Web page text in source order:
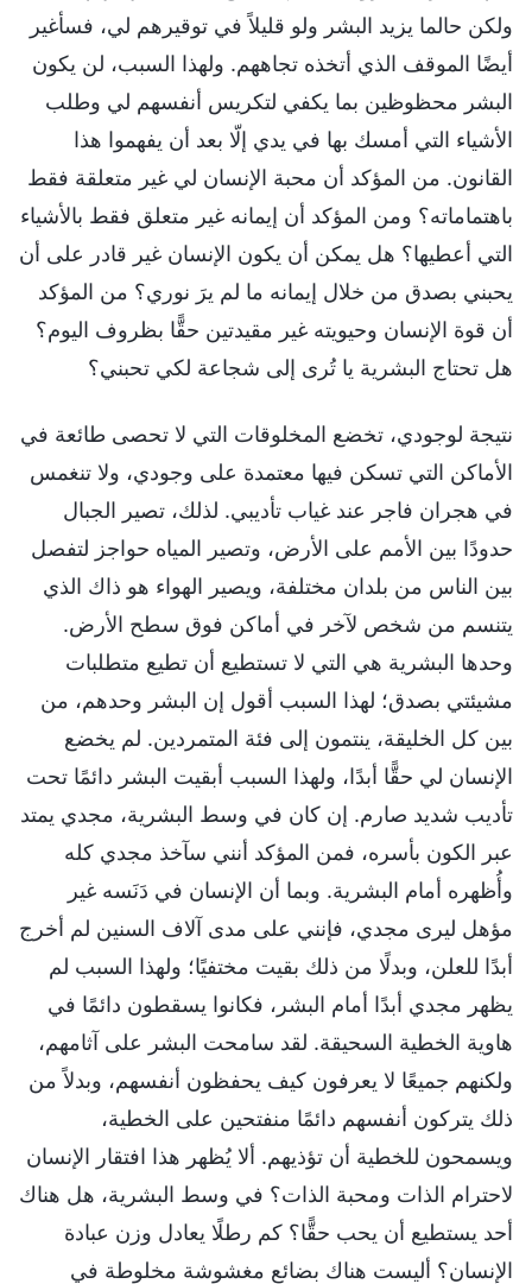
ولكن حالما يزيد البشر ولو قليلاً في توقيرهم لي، فسأغير
أيضًا الموقف الذي أتخذه تجاههم. ولهذا السبب، لن يكون
البشر محظوظين بما يكفي لتكريس أنفسهم لي وطلب
الأشياء التي أمسك بها في يدي إلّا بعد أن يفهموا هذا
القانون. من المؤكد أن محبة الإنسان لي غير متعلقة فقط
باهتماماته؟ ومن المؤكد أن إيمانه غير متعلق فقط بالأشياء
التي أعطيها؟ هل يمكن أن يكون الإنسان غير قادر على أن
يحبني بصدق من خلال إيمانه ما لم يرَ نوري؟ من المؤكد
أن قوة الإنسان وحيويته غير مقيدتين حقًّا بظروف اليوم؟
هل تحتاج البشرية يا تُرى إلى شجاعة لكي تحبني؟
نتيجة لوجودي، تخضع المخلوقات التي لا تحصى طائعة في
الأماكن التي تسكن فيها معتمدة على وجودي، ولا تنغمس
في هجران فاجر عند غياب تأديبي. لذلك، تصير الجبال
حدودًا بين الأمم على الأرض، وتصير المياه حواجز لتفصل
بين الناس من بلدان مختلفة، ويصير الهواء هو ذاك الذي
يتنسم من شخص لآخر في أماكن فوق سطح الأرض.
وحدها البشرية هي التي لا تستطيع أن تطيع متطلبات
مشيئتي بصدق؛ لهذا السبب أقول إن البشر وحدهم، من
بين كل الخليقة، ينتمون إلى فئة المتمردين. لم يخضع
الإنسان لي حقًّا أبدًا، ولهذا السبب أبقيت البشر دائمًا تحت
تأديب شديد صارم. إن كان في وسط البشرية، مجدي يمتد
عبر الكون بأسره، فمن المؤكد أنني سآخذ مجدي كله
وأُظهره أمام البشرية. وبما أن الإنسان في دَنَسه غير
مؤهل ليرى مجدي، فإنني على مدى آلاف السنين لم أخرج
أبدًا للعلن، وبدلًا من ذلك بقيت مختفيًا؛ ولهذا السبب لم
يظهر مجدي أبدًا أمام البشر، فكانوا يسقطون دائمًا في
هاوية الخطية السحيقة. لقد سامحت البشر على آثامهم،
ولكنهم جميعًا لا يعرفون كيف يحفظون أنفسهم، وبدلاً من
ذلك يتركون أنفسهم دائمًا منفتحين على الخطية،
ويسمحون للخطية أن تؤذيهم. ألا يُظهر هذا افتقار الإنسان
لاحترام الذات ومحبة الذات؟ في وسط البشرية، هل هناك
أحد يستطيع أن يحب حقًّا؟ كم رطلًا يعادل وزن عبادة
الإنسان؟ أليست هناك بضائع مغشوشة مخلوطة في